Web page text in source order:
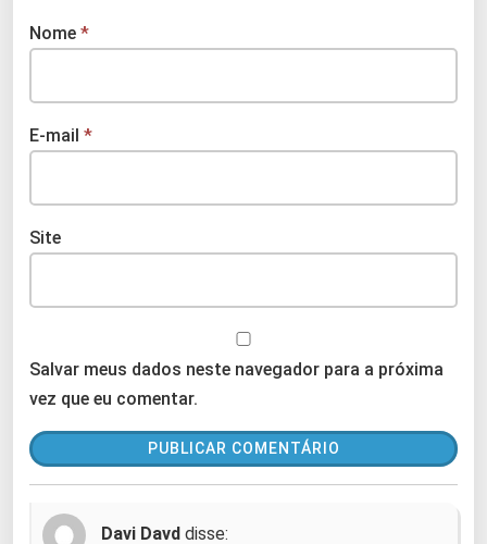
Nome *
E-mail *
Site
Salvar meus dados neste navegador para a próxima
vez que eu comentar.
Davi Davd disse: